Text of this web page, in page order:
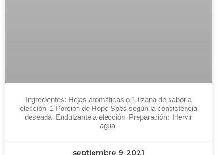
Ingredientes: Hojas aromáticas o 1 tizana de sabor a
elección 1 Porción de Hope Spes según la consistencia
deseada Endulzante a elección Preparación: Hervir
agua
septiembre 9, 2021